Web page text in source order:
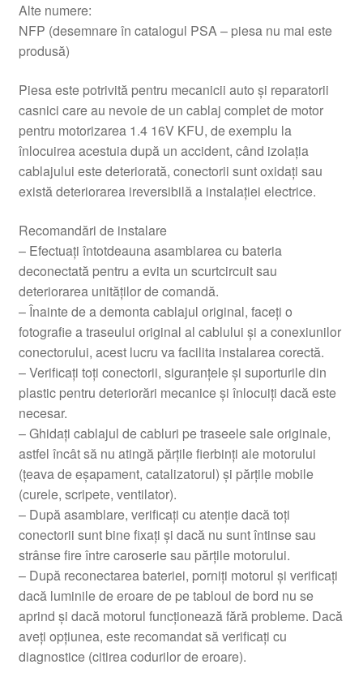
Alte numere:
NFP (desemnare în catalogul PSA – piesa nu mai este
produsă)
Piesa este potrivită pentru mecanicii auto și reparatorii
casnici care au nevoie de un cablaj complet de motor
pentru motorizarea 1.4 16V KFU, de exemplu la
înlocuirea acestuia după un accident, când izolația
cablajului este deteriorată, conectorii sunt oxidați sau
există deteriorarea ireversibilă a instalației electrice.
Recomandări de instalare
– Efectuați întotdeauna asamblarea cu bateria
deconectată pentru a evita un scurtcircuit sau
deteriorarea unităților de comandă.
– Înainte de a demonta cablajul original, faceți o
fotografie a traseului original al cablului și a conexiunilor
conectorului, acest lucru va facilita instalarea corectă.
– Verificați toți conectorii, siguranțele și suporturile din
plastic pentru deteriorări mecanice și înlocuiți dacă este
necesar.
– Ghidați cablajul de cabluri pe traseele sale originale,
astfel încât să nu atingă părțile fierbinți ale motorului
(țeava de eșapament, catalizatorul) și părțile mobile
(curele, scripete, ventilator).
– După asamblare, verificați cu atenție dacă toți
conectorii sunt bine fixați și dacă nu sunt întinse sau
strânse fire între caroserie sau părțile motorului.
– După reconectarea bateriei, porniți motorul și verificați
dacă luminile de eroare de pe tabloul de bord nu se
aprind și dacă motorul funcționează fără probleme. Dacă
aveți opțiunea, este recomandat să verificați cu
diagnostice (citirea codurilor de eroare).